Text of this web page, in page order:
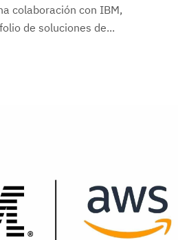
colaboración con IBM,
de soluciones de...